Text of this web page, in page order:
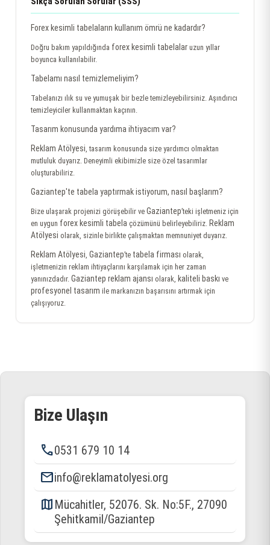
Forex kesimli tabelaların kullanım ömrü ne kadardır?
Doğru bakım yapıldığında forex kesimli tabelalar uzun yıllar
boyunca kullanılabilir.
Tabelamı nasıl temizlemeliyim?
Tabelanızı ılık su ve yumuşak bir bezle temizleyebilirsiniz. Aşındırıcı
temizleyiciler kullanmaktan kaçının.
Tasarım konusunda yardıma ihtiyacım var?
Reklam Atölyesi, tasarım konusunda size yardımcı olmaktan
mutluluk duyarız. Deneyimli ekibimizle size özel tasarımlar
oluşturabiliriz.
Gaziantep'te tabela yaptırmak istiyorum, nasıl başlarım?
Bize ulaşarak projenizi görüşebilir ve Gaziantep’teki işletmeniz için
en uygun forex kesimli tabela çözümünü belirleyebiliriz. Reklam
Atölyesi olarak, sizinle birlikte çalışmaktan memnuniyet duyarız.
Reklam Atölyesi, Gaziantep’te tabela firması olarak,
işletmenizin reklam ihtiyaçlarını karşılamak için her zaman
yanınızdadır. Gaziantep reklam ajansı olarak, kaliteli baskı ve
profesyonel tasarım ile markanızın başarısını artırmak için
çalışıyoruz.
Bize Ulaşın
phone0531 679 10 14
emailinfo@reklamatolyesi.org
map Mücahitler, 52076. Sk. No:5F., 27090
Şehitkamil/Gaziantep